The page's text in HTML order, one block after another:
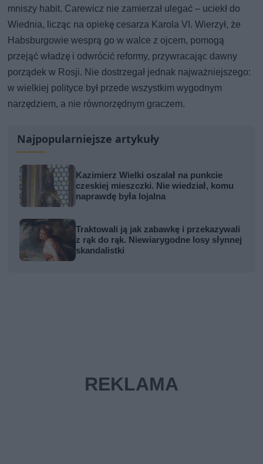
mniszy habit. Carewicz nie zamierzał ulegać – uciekł do
Wiednia, licząc na opiekę cesarza Karola VI. Wierzył, że
Habsburgowie wesprą go w walce z ojcem, pomogą
przejąć władzę i odwrócić reformy, przywracając dawny
porządek w Rosji. Nie dostrzegał jednak najważniejszego:
w wielkiej polityce był przede wszystkim wygodnym
narzędziem, a nie równorzędnym graczem.
Najpopularniejsze artykuły
Kazimierz Wielki oszalał na punkcie
czeskiej mieszczki. Nie wiedział, komu
naprawdę była lojalna
Traktowali ją jak zabawkę i przekazywali
z rąk do rąk. Niewiarygodne losy słynnej
skandalistki